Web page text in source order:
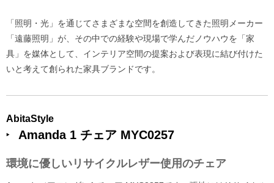
「照明・光」を通じてさまざまな空間を創造してきた照明メーカー
「遠藤照明」が、その中での経験や現場で学んだノウハウを「家
具」を媒体として、インテリア空間の提案および表現に結び付けた
いと考えて創られた家具ブランドです。
AbitaStyle
Amanda 1 チェア MYC0257
環境に優しいリサイクルレザー使用のチェア